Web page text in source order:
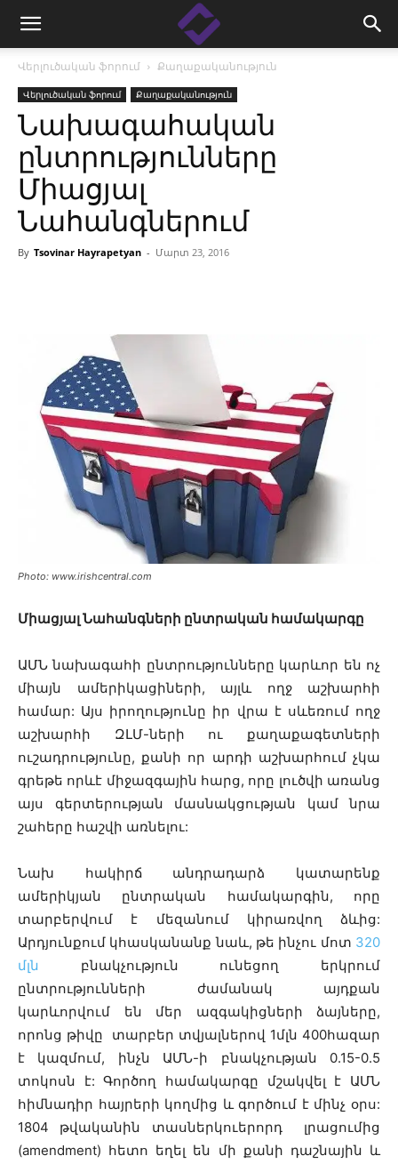
Վերլուծական ֆորում Քաղաքականություն
Վերլուծական ֆորում Քաղաքականություն
Նախագահական
ընտրությունները
Միացյալ
Նահանգներում
By Tsovinar Hayrapetyan - Մարտ 23, 2016
Photo: www.irishcentral.com
Միացյալ Նահանգների ընտրական համակարգը
ԱՄՆ նախագահի ընտրությունները կարևոր են ոչ
միայն ամերիկացիների, այլև ողջ աշխարհի
համար: Այս իրողությունը իր վրա է սևեռում ողջ
աշխարհի ԶԼՄ-ների ու քաղաքագետների
ուշադրությունը, քանի որ արդի աշխարհում չկա
գրեթե որևէ միջազգային հարց, որը լուծվի առանց
այս գերտերության մասնակցության կամ նրա
շահերը հաշվի առնելու:
Նախ հակիրճ անդրադարձ կատարենք
ամերիկյան ընտրական համակարգին, որը
տարբերվում է մեզանում կիրառվող ձևից:
Արդյունքում կհասկանանք նաև, թե ինչու մոտ 320
մլն բնակչություն ունեցող երկրում
ընտրությունների ժամանակ այդքան
կարևորվում են մեր ազգակիցների ձայները,
որոնց թիվը տարբեր տվյալներով 1մլն 400հազար
է կազմում, ինչն ԱՄՆ-ի բնակչության 0.15-0.5
տոկոսն է: Գործող համակարգը մշակվել է ԱՄՆ
հիմնադիր հայրերի կողմից և գործում է մինչ օրս:
1804 թվականին տասներկուերորդ լրացումից
(amendment) հետո եղել են մի քանի դաշնային և